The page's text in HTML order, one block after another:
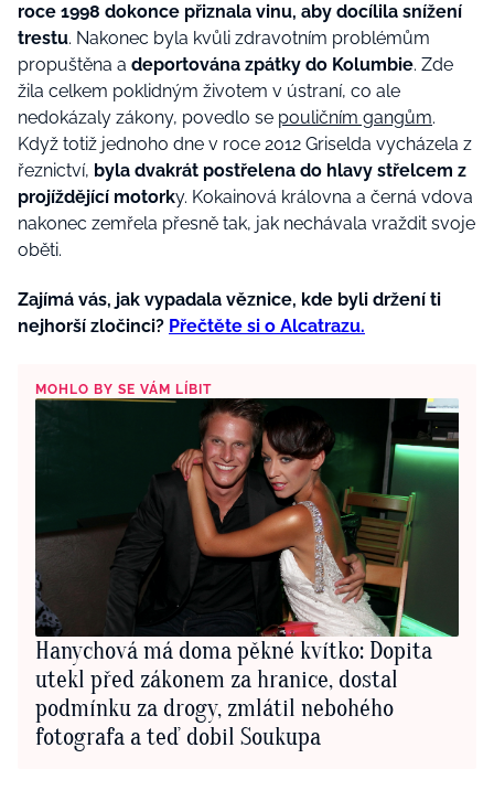
roce 1998 dokonce přiznala vinu, aby docílila snížení
trestu. Nakonec byla kvůli zdravotním problémům
propuštěna a deportována zpátky do Kolumbie. Zde
žila celkem poklidným životem v ústraní, co ale
nedokázaly zákony, povedlo se pouličním gangům.
Když totiž jednoho dne v roce 2012 Griselda vycházela z
řeznictví, byla dvakrát postřelena do hlavy střelcem z
projíždějící motorky. Kokainová královna a černá vdova
nakonec zemřela přesně tak, jak nechávala vraždit svoje
oběti.
Zajímá vás, jak vypadala věznice, kde byli držení ti
nejhorší zločinci? Přečtěte si o Alcatrazu.
MOHLO BY SE VÁM LÍBIT
Hanychová má doma pěkné kvítko: Dopita
utekl před zákonem za hranice, dostal
podmínku za drogy, zmlátil nebohého
fotografa a teď dobil Soukupa